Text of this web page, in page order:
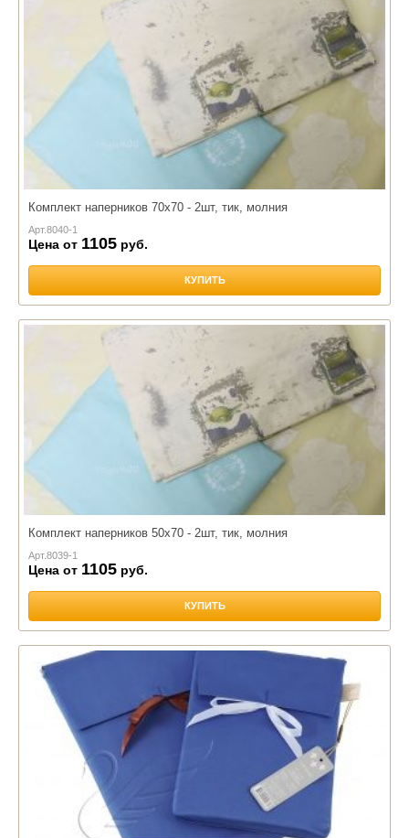
Комплект наперников 70х70 - 2шт, тик, молния
Арт.8040-1
Цена от 1105 руб.
КУПИТЬ
Комплект наперников 50х70 - 2шт, тик, молния
Арт.8039-1
Цена от 1105 руб.
КУПИТЬ